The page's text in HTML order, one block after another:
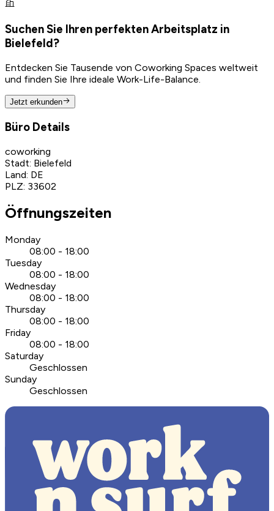
Suchen Sie Ihren perfekten Arbeitsplatz in
Bielefeld?
Entdecken Sie Tausende von Coworking Spaces weltweit
und finden Sie Ihre ideale Work-Life-Balance.
Jetzt erkunden
Büro Details
coworking
Stadt: Bielefeld
Land: DE
PLZ: 33602
Öffnungszeiten
Monday
08:00 - 18:00
Tuesday
08:00 - 18:00
Wednesday
08:00 - 18:00
Thursday
08:00 - 18:00
Friday
08:00 - 18:00
Saturday
Geschlossen
Sunday
Geschlossen